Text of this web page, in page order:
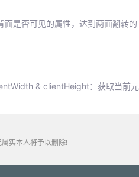
是否可见的属性，达到两面翻转的
& clientHeight：获取当前元
实本人将予以删除!